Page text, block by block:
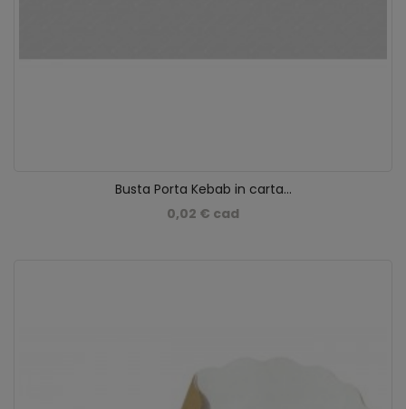
Busta Porta Kebab in carta...
0,02 € cad